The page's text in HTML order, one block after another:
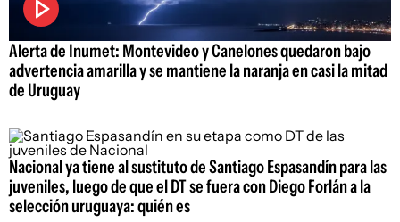
Alerta de Inumet: Montevideo y Canelones quedaron bajo
advertencia amarilla y se mantiene la naranja en casi la mitad
de Uruguay
Nacional ya tiene al sustituto de Santiago Espasandín para las
juveniles, luego de que el DT se fuera con Diego Forlán a la
selección uruguaya: quién es